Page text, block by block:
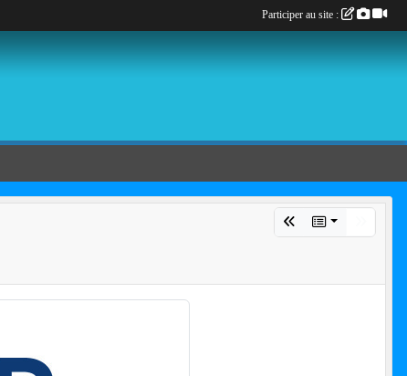
Participer au site :